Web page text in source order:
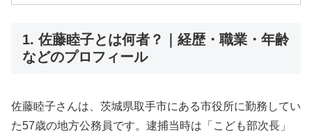
1. 佐藤睦子とは何者？｜経歴・職業・年齢
などのプロフィール
佐藤睦子さんは、茨城県取手市にある市役所に勤務してい
た57歳の地方公務員です。逮捕当時は「こども部次長」